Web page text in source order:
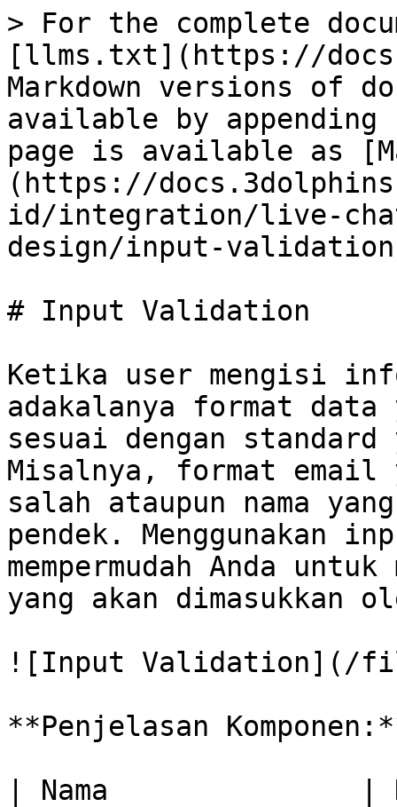
> For the complete
[llms.txt](https://
Markdown versions of
available by
page is available as
(https://
id/integration/live-
design/input-
# Input Validation
Ketika user mengisi
adakalanya format data
sesuai dengan
Misalnya, format email
salah ataupun nama
pendek. Menggunakan
mempermudah Anda
yang akan dimasukkan
![Input Validation](/
**Penjelasan
| Nama               |